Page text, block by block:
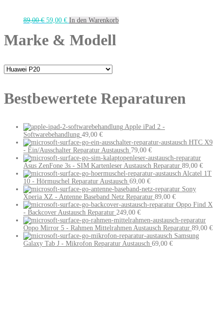
89,00€ 59,00 € In den Warenkorb
Marke & Modell
Bestbewertete Reparaturen
Apple iPad 2 -
Softwarebehandlung 49,00 €
HTC X9
- Ein/Ausschalter Reparatur Austausch 79,00 €
Asus ZenFone 3s - SIM Kartenleser Austausch Reparatur 89,00 €
Alcatel 1T
10 - Hörmuschel Reparatur Austausch 69,00 €
Sony
Xperia XZ - Antenne Baseband Netz Reparatur 89,00 €
Oppo Find X
- Backcover Austausch Reparatur 249,00 €
Oppo Mirror 5 - Rahmen Mittelrahmen Austausch Reparatur 89,00 €
Samsung
Galaxy Tab J - Mikrofon Reparatur Austausch 69,00 €